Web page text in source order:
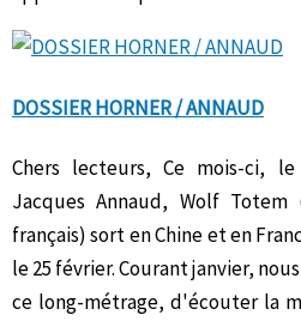
DOSSIER HORNER / ANNAUD
Chers lecteurs, Ce mois-ci,
Jacques Annaud, Wolf
français) sort en Chine et en
le 25 février. Courant janvier,
ce long-métrage, d'écouter la